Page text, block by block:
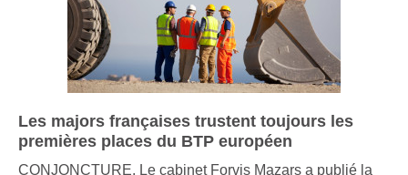
Les majors françaises trustent toujours les
premières places du BTP européen